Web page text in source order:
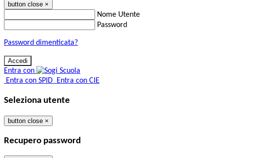
button close ×
Nome Utente
Password
Password dimenticata?
Entra con
Entra con SPID Entra con CIE
Seleziona utente
button close ×
Recupero password